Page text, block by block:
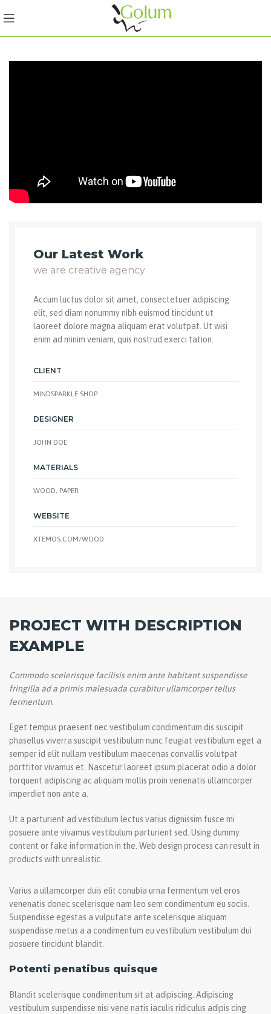
Our Latest Work
we are creative agency
Accum luctus dolor sit amet, consectetuer adipiscing
elit, sed diam nonummy nibh euismod tincidunt ut
laoreet dolore magna aliquam erat volutpat. Ut wisi
enim ad minim veniam, quis nostrud exerci tation.
CLIENT
MINDSPARKLE SHOP
DESIGNER
JOHN DOE
MATERIALS
WOOD, PAPER
WEBSITE
XTEMOS.COM/WOOD
PROJECT WITH DESCRIPTION
EXAMPLE
Commodo scelerisque facilisis enim ante habitant suspendisse
fringilla ad a primis malesuada curabitur ullamcorper tellus
fermentum.
Eget tempus praesent nec vestibulum condimentum dis suscipit
phasellus viverra suscipit vestibulum nunc feugiat vestibulum eget a
semper id elit nullam vestibulum maecenas convallis volutpat
porttitor vivamus et. Nascetur laoreet ipsum placerat odio a dolor
torquent adipiscing ac aliquam mollis proin venenatis ullamcorper
imperdiet non ante a.
Ut a parturient ad vestibulum lectus varius dignissim fusce mi
posuere ante vivamus vestibulum parturient sed. Using dummy
content or fake information in the. Web design process can result in
products with unrealistic.
Varius a ullamcorper duis elit conubia urna fermentum vel eros
venenatis donec scelerisque nam leo sem condimentum eu sociis.
Suspendisse egestas a vulputate ante scelerisque aliquam
suspendisse metus a a condimentum eu vestibulum vestibulum dui
posuere tincidunt blandit.
Potenti penatibus quisque
Blandit scelerisque condimentum sit at adipiscing. Adipiscing
vestibulum suspendisse nisi vene natis iaculis ridiculus adipis cing